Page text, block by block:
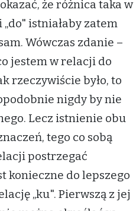
że różnica taka w
istniałaby zatem
Wówczas zdanie –
jestem w relacji do
rzeczywiście było, to
nigdy by nie
Lecz istnienie obu
tego co sobą
postrzegać
konieczne do lepszego
„ku". Pierwszą z jej